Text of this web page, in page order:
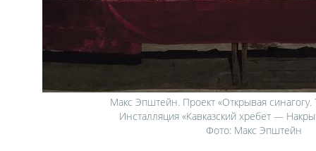
Макс Эпштейн. Проект «Открывая синагогу.
Инсталляция «Кавказский хребет —
Фото: Макс Эпштейн